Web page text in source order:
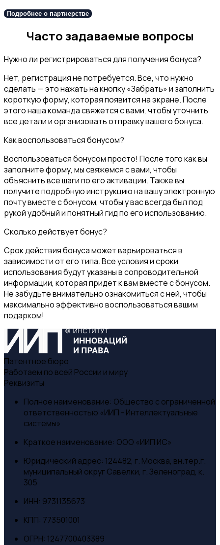
Подробнее о партнерстве
Часто задаваемые вопросы
Нужно ли регистрироваться для получения бонуса?
Нет, регистрация не потребуется. Все, что нужно
сделать — это нажать на кнопку «Забрать» и заполнить
короткую форму, которая появится на экране. После
этого наша команда свяжется с вами, чтобы уточнить
все детали и организовать отправку вашего бонуса.
Как воспользоваться бонусом?
Воспользоваться бонусом просто! После того как вы
заполните форму, мы свяжемся с вами, чтобы
объяснить все шаги по его активации. Также вы
получите подробную инструкцию на вашу электронную
почту вместе с бонусом, чтобы у вас всегда был под
рукой удобный и понятный гид по его использованию.
Сколько действует бонус?
Срок действия бонуса может варьироваться в
зависимости от его типа. Все условия и сроки
использования будут указаны в сопроводительной
информации, которая придет к вам вместе с бонусом.
Не забудьте внимательно ознакомиться с ней, чтобы
максимально эффективно воспользоваться вашим
подарком!
Патентное бюро
Работаем по всей России и миру
Реквизиты
Полное наименование: Общество с ограниченной
ответственностью «ИИП - Интеллектуальные
системы»
Краткое наименование: ООО «ИИП ИС»
Юридический адрес: 124482, г. Москва, вн.тер.г.
муниципальный округ Савелки, г. Зеленоград, к.
305
ИНН: 9731135673
КПП: 773501001
ОГРН: 1247700403389